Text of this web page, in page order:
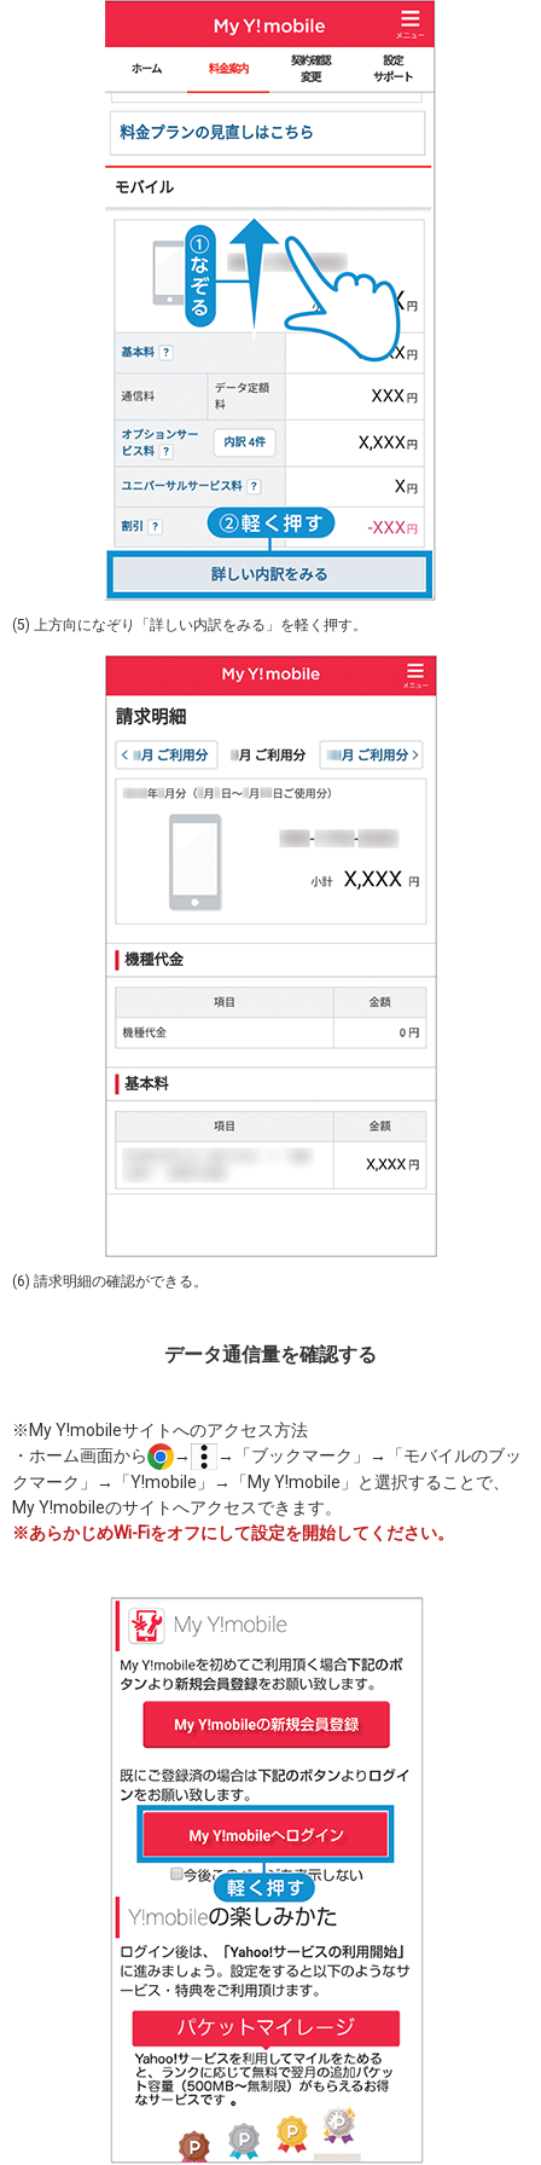
(5) 上方向になぞり「詳しい内訳をみる」を軽く押す。
(6) 請求明細の確認ができる。
データ通信量を確認する
※My Y!mobileサイトへのアクセス方法
・ホーム画面から
→
→「ブックマーク」→「モバイルのブッ
クマーク」→「Y!mobile」→「My Y!mobile」と選択することで、
My Y!mobileのサイトへアクセスできます。
※あらかじめWi-Fiをオフにして設定を開始してください。